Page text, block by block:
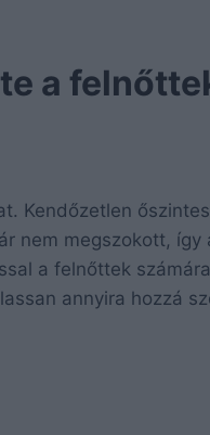
a
Kendőzetlen
nem megszokott, így
a felnőttek
annyira hozzá